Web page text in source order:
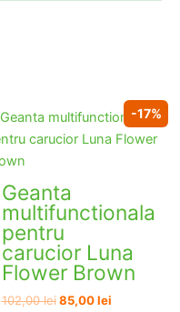
-17%
Geanta
multifunctionala
pentru
carucior Luna
Flower Brown
102,00lei Prețul
85,00leiPrețul